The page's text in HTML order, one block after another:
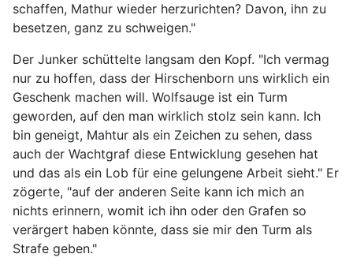
schaffen, Mathur wieder herzurichten? Davon, ihn zu
besetzen, ganz zu schweigen."
Der Junker schüttelte langsam den Kopf. "Ich vermag
nur zu hoffen, dass der Hirschenborn uns wirklich ein
Geschenk machen will. Wolfsauge ist ein Turm
geworden, auf den man wirklich stolz sein kann. Ich
bin geneigt, Mahtur als ein Zeichen zu sehen, dass
auch der Wachtgraf diese Entwicklung gesehen hat
und das als ein Lob für eine gelungene Arbeit sieht." Er
zögerte, "auf der anderen Seite kann ich mich an
nichts erinnern, womit ich ihn oder den Grafen so
verärgert haben könnte, dass sie mir den Turm als
Strafe geben."